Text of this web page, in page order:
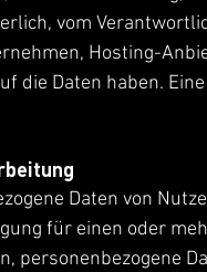
vom
Hosting-
die Daten haben.
Daten von
für einen oder
personenbezogene